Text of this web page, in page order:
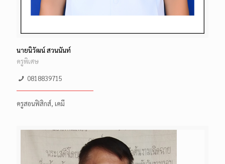
นายนิวัฒน์ สวนนันท์
ครูพิเศษ
0818839715
ครูสอนฟิสิกส์, เคมี